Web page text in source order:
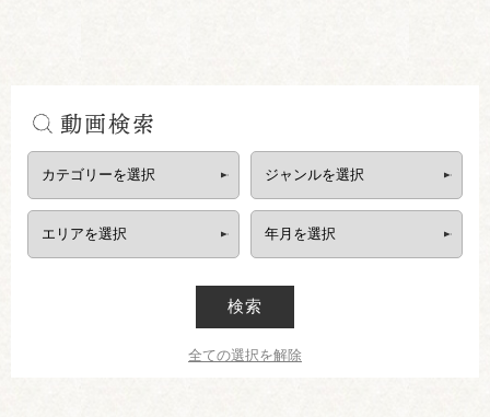
動画検索
検索
全ての選択を解除